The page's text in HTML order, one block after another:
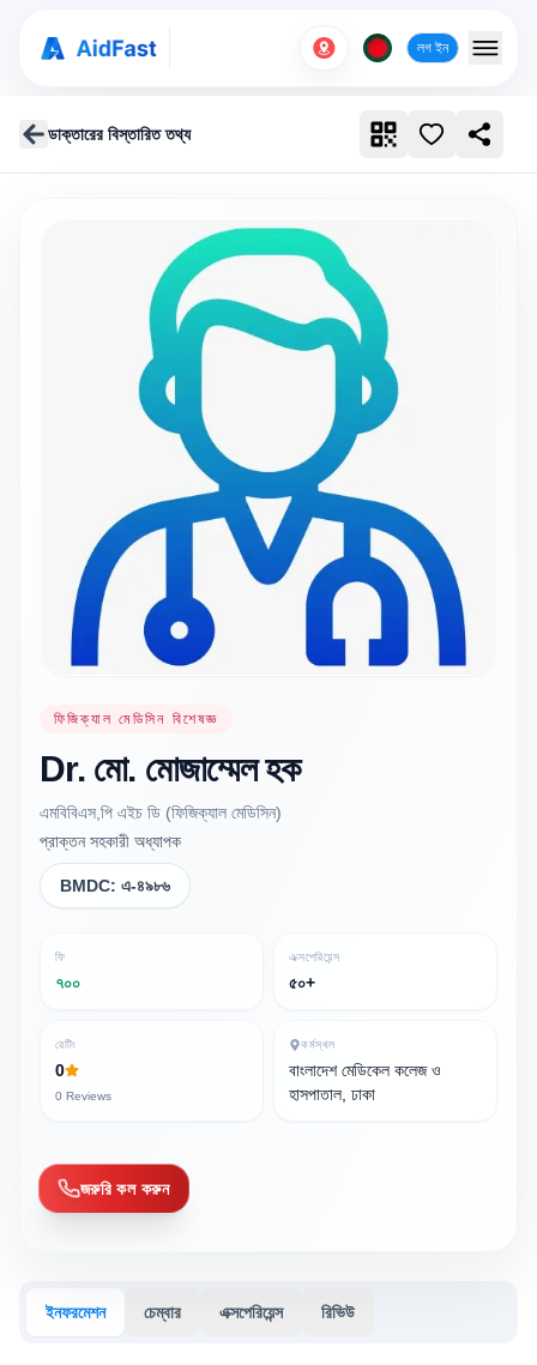
লগ ইন
ডাক্তারের বিস্তারিত তথ্য
ফিজিক্যাল মেডিসিন বিশেষজ্ঞ
Dr. মো. মোজাম্মেল হক
এমবিবিএস,পি এইচ ডি (ফিজিক্যাল মেডিসিন)
প্রাক্তন সহকারী অধ্যাপক
BMDC: এ-৪৯৮৬
ফি
৭০০
এক্সপেরিয়েন্স
৫০+
রেটিং
0
0 Reviews
কর্মস্থল
বাংলাদেশ মেডিকেল কলেজ ও
হাসপাতাল, ঢাকা
জরুরি কল করুন
ইনফরমেশন চেম্বার এক্সপেরিয়েন্স রিভিউ